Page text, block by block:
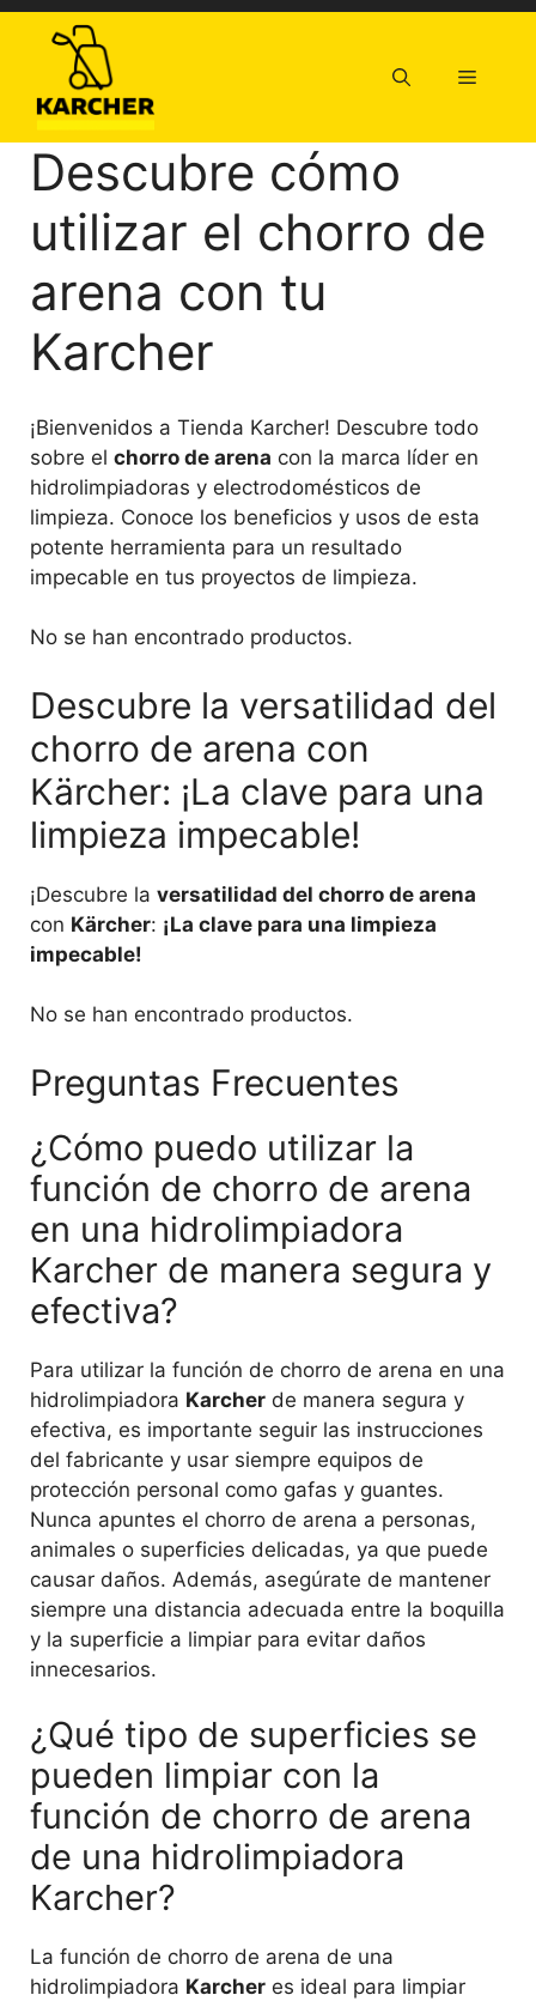
Saltar
contenido
Menú
Descubre cómo
utilizar el chorro de
arena con tu
Karcher
¡Bienvenidos a Tienda Karcher! Descubre todo
sobre el chorro de arena con la marca líder en
hidrolimpiadoras y electrodomésticos de
limpieza. Conoce los beneficios y usos de esta
potente herramienta para un resultado
impecable en tus proyectos de limpieza.
No se han encontrado productos.
Descubre la versatilidad del
chorro de arena con
Kärcher: ¡La clave para una
limpieza impecable!
¡Descubre la versatilidad del chorro de arena
con Kärcher: ¡La clave para una limpieza
impecable!
No se han encontrado productos.
Preguntas Frecuentes
¿Cómo puedo utilizar la
función de chorro de arena
en una hidrolimpiadora
Karcher de manera segura y
efectiva?
Para utilizar la función de chorro de arena en una
hidrolimpiadora Karcher de manera segura y
efectiva, es importante seguir las instrucciones
del fabricante y usar siempre equipos de
protección personal como gafas y guantes.
Nunca apuntes el chorro de arena a personas,
animales o superficies delicadas, ya que puede
causar daños. Además, asegúrate de mantener
siempre una distancia adecuada entre la boquilla
y la superficie a limpiar para evitar daños
innecesarios.
¿Qué tipo de superficies se
pueden limpiar con la
función de chorro de arena
de una hidrolimpiadora
Karcher?
La función de chorro de arena de una
hidrolimpiadora Karcher es ideal para limpiar